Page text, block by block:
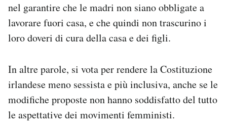
nel garantire che le madri non siano obbligate a
lavorare fuori casa, e che quindi non trascurino i
loro doveri di cura della casa e dei figli.
In altre parole, si vota per rendere la Costituzione
irlandese meno sessista e più inclusiva, anche se le
modifiche proposte non hanno soddisfatto del tutto
le aspettative dei movimenti femministi.